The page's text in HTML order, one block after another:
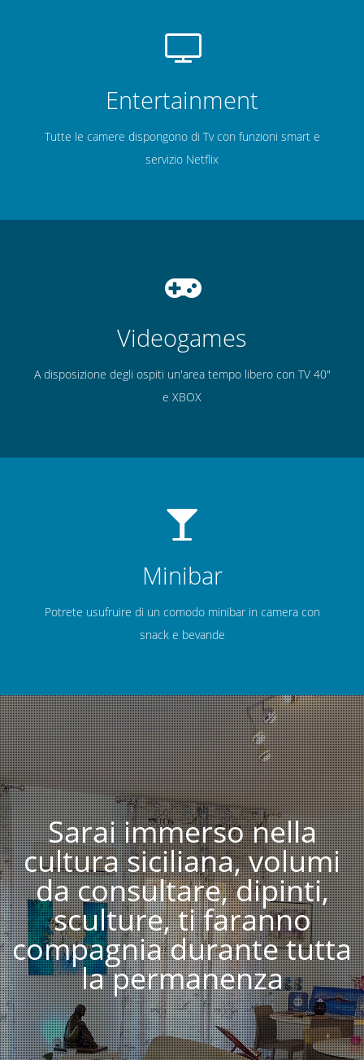
Entertainment
Tutte le camere dispongono di Tv con funzioni smart e
servizio Netflix
Videogames
A disposizione degli ospiti un'area tempo libero con TV 40"
e XBOX
Minibar
Potrete usufruire di un comodo minibar in camera con
snack e bevande
Sarai immerso nella
cultura siciliana, volumi
da consultare, dipinti,
sculture, ti faranno
compagnia durante tutta
la permanenza